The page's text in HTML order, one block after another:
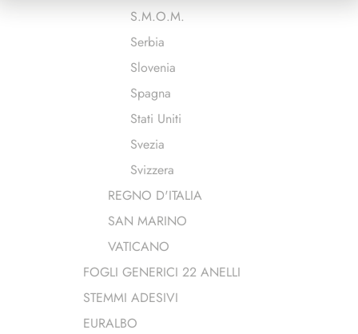
S.M.O.M.
Serbia
Slovenia
Spagna
Stati Uniti
Svezia
Svizzera
REGNO D'ITALIA
SAN MARINO
VATICANO
FOGLI GENERICI 22 ANELLI
STEMMI ADESIVI
EURALBO